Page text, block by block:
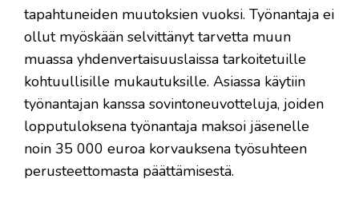
tapahtuneiden muutoksien vuoksi. Työnantaja ei
ollut myöskään selvittänyt tarvetta muun
muassa yhdenvertaisuuslaissa tarkoitetuille
kohtuullisille mukautuksille. Asiassa käytiin
työnantajan kanssa sovintoneuvotteluja, joiden
lopputuloksena työnantaja maksoi jäsenelle
noin 35 000 euroa korvauksena työsuhteen
perusteettomasta päättämisestä.